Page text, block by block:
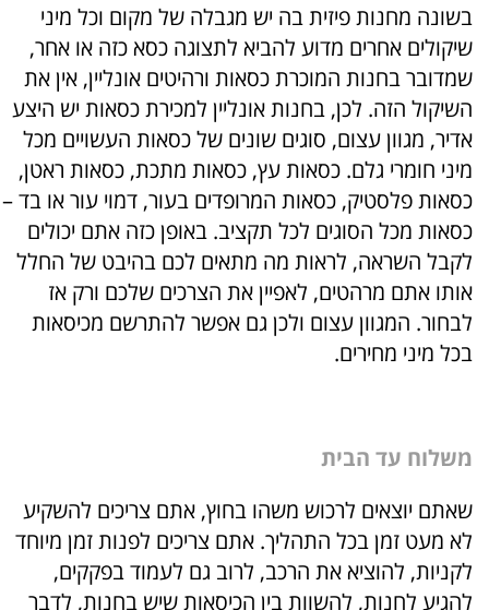
בשונה מחנות פיזית בה יש מגבלה של מקום וכל מיני
שיקולים אחרים מדוע להביא לתצוגה כסא כזה או אחר,
שמדובר בחנות המוכרת כסאות ורהיטים אונליין, אין את
השיקול הזה. לכן, בחנות אונליין למכירת כסאות יש היצע
אדיר, מגוון עצום, סוגים שונים של כסאות העשויים מכל
מיני חומרי גלם. כסאות עץ, כסאות מתכת, כסאות ראטן,
כסאות פלסטיק, כסאות המרופדים בעור, דמוי עור או בד–
כסאות מכל הסוגים לכל תקציב. באופן כזה אתם יכולים
לקבל השראה, לראות מה מתאים לכם בהיבט של החלל
אותו אתם מרהטים, לאפיין את הצרכים שלכם ורק אז
לבחור. המגוון עצום ולכן גם אפשר להתרשם מכיסאות
בכל מיני מחירים.
משלוח עד הבית
שאתם יוצאים לרכוש משהו בחוץ, אתם צריכים להשקיע
לא מעט זמן בכל התהליך. אתם צריכים לפנות זמן מיוחד
לקניות, להוציא את הרכב, לרוב גם לעמוד בפקקים,
להגיע לחנות, להשוות בין הכיסאות שיש בחנות, לדבר